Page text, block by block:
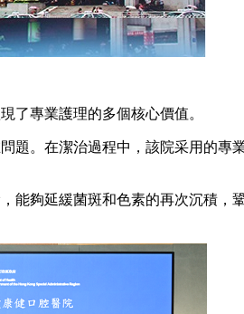
專業護理的多個核心價值。
。在潔治過程中，該院采用的專
夠延緩菌斑和色素的再次沉積，